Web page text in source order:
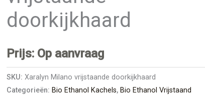
doorkijkhaard
Prijs: Op aanvraag
SKU:Xaralyn Milano vrijstaande doorkijkhaard
Categorieën: Bio Ethanol Kachels, Bio Ethanol Vrijstaand